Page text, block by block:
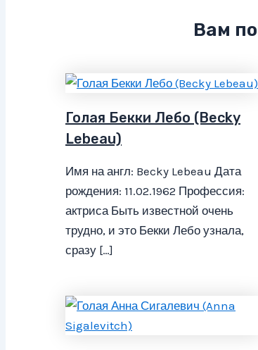
Вам
Голая Бекки Лебо (Becky
Lebeau)
Имя на англ: Becky Lebeau Дата
рождения: 11.02.1962 Профессия:
актриса Быть известной очень
трудно, и это Бекки Лебо узнала,
сразу […]